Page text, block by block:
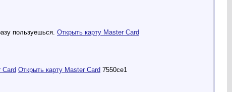
пользуешься. Открыть карту Master Card
Card Открыть карту Master Card 7550ce1